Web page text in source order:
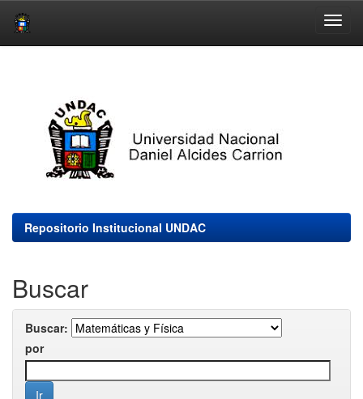
Repositorio Institucional UNDAC
Buscar
Buscar:
por